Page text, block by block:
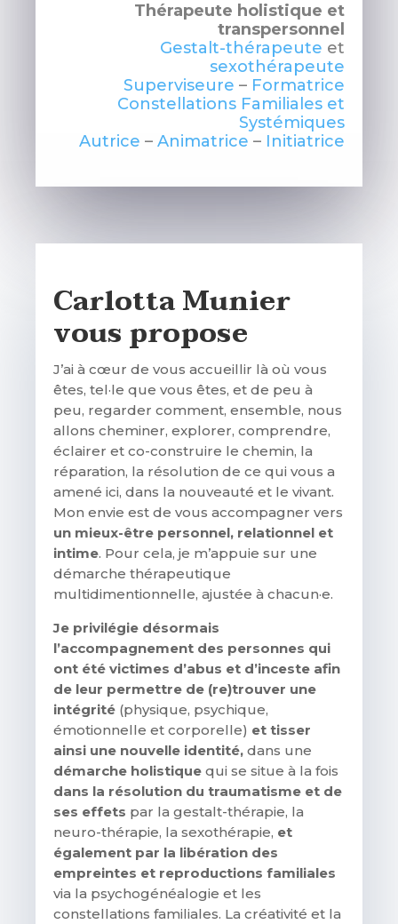
Thérapeute holistique et
transpersonnel
Gestalt-thérapeute et
sexothérapeute
Superviseure – Formatrice
Constellations Familiales et
Systémiques
Autrice – Animatrice – Initiatrice
Carlotta Munier
vous propose
J’ai à cœur de vous accueillir là où vous
êtes, tel·le que vous êtes, et de peu à
peu, regarder comment, ensemble, nous
allons cheminer, explorer, comprendre,
éclairer et co-construire le chemin, la
réparation, la résolution de ce qui vous a
amené ici, dans la nouveauté et le vivant.
Mon envie est de vous accompagner vers
un mieux-être personnel, relationnel et
intime. Pour cela, je m’appuie sur une
démarche thérapeutique
multidimentionnelle, ajustée à chacun·e.
Je privilégie désormais
l’accompagnement des personnes qui
ont été victimes d’abus et d’inceste afin
de leur permettre de (re)trouver une
intégrité (physique, psychique,
émotionnelle et corporelle) et tisser
ainsi une nouvelle identité,dans une
démarche holistique qui se situe à la fois
dans la résolution du traumatisme et de
ses effets par la gestalt-thérapie, la
neuro-thérapie, la sexothérapie, et
également par la libération des
empreintes et reproductions familiales
via la psychogénéalogie et les
constellations familiales. La créativité et la